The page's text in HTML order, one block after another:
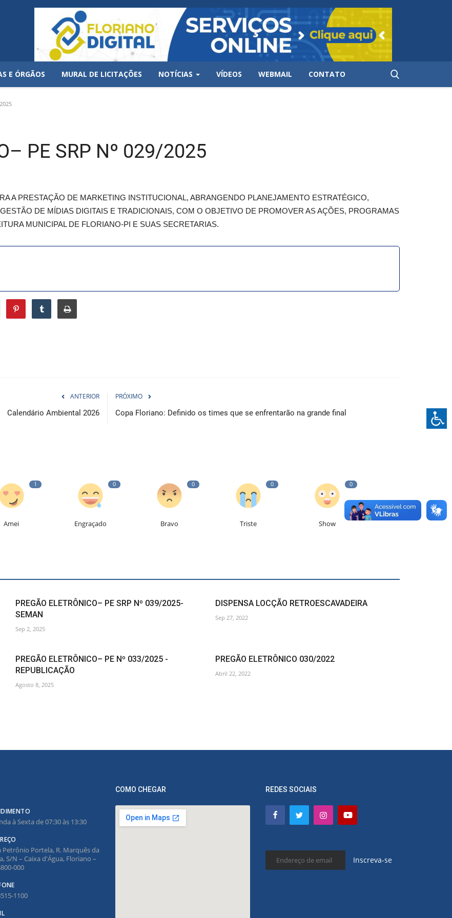
E ÓRGÃOS MURAL DE LICITAÇÕES NOTÍCIAS VÍDEOS WEBMAIL CONTATO
PE SRP Nº 029/2025
A PRESTAÇÃO DE MARKETING INSTITUCIONAL, ABRANGENDO PLANEJAMENTO ESTRATÉGICO,
DE MÍDIAS DIGITAIS E TRADICIONAIS, COM O OBJETIVO DE PROMOVER AS AÇÕES, PROGRAMAS
MUNICIPAL DE FLORIANO-PI E SUAS SECRETARIAS.
ANTERIOR
Calendário Ambiental 2026
PRÓXIMO
Copa Floriano: Definido os times que se enfrentarão na grande final
1
Amei
0
Engraçado
0
Bravo
0
Triste
0
Show
PREGÃO ELETRÔNICO– PE SRP Nº 039/2025-
SEMAN
Sep 2, 2025
DISPENSA LOCÇÃO RETROESCAVADEIRA
Sep 27, 2022
PREGÃO ELETRÔNICO– PE Nº 033/2025 -
REPUBLICAÇÃO
Agosto 8, 2025
PREGÃO ELETRÔNICO 030/2022
Abril 22, 2022
à Sexta de 07:30 às 13:30
Petrônio Portela, R. Marquês da
S/N – Caixa d'Água, Floriano –
000
1100
COMO CHEGAR REDES SOCIAIS
Inscreva-se